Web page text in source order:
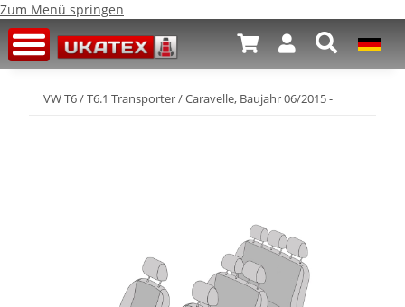
Zum Menü springen
VW T6 / T6.1 Transporter / Caravelle, Baujahr 06/2015 -